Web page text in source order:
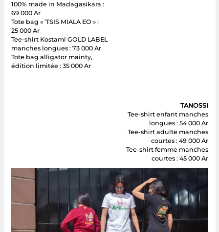
100% made in Madagasikara :
69 000 Ar
Tote bag « ’TSIS MIALA EO » :
25 000 Ar
Tee-shirt Kostami GOLD LABEL
manches longues : 73 000 Ar
Tote bag alligator mainty,
édition limitée : 35 000 Ar
TANOSSI
Tee-shirt enfant manches
longues : 54 000 Ar
Tee-shirt adulte manches
courtes : 49 000 Ar
Tee-shirt femme manches
courtes : 45 000 Ar